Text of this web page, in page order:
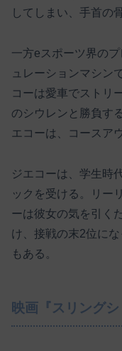
してしまい、手首の
一方eスポーツ界の
ュレーションマシン
コーは愛車でストリ
のシウレンと勝負す
エコーは、コースア
ジエコーは、学生時
ックを受ける。リー
ーは彼女の気を引く
け、接戦の末2位に
もある。
映画『スリング